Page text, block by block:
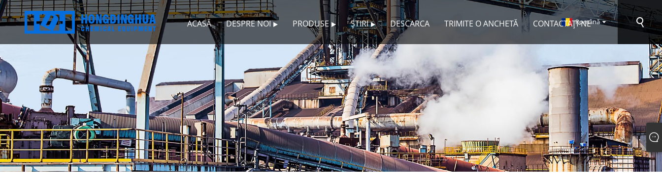
ACASĂ DESPRE NOI PRODUSE ȘTIRI DESCARCA TRIMITE O ANCHETĂ CONTACTAŢI-NE
Română